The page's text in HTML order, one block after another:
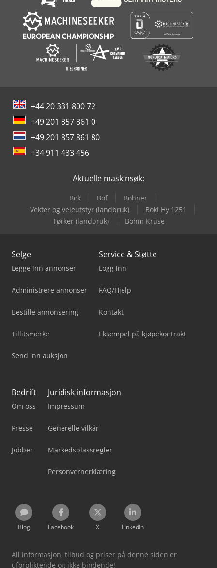
+44 20 331 800 72
+49 201 857 861 0
+49 201 857 861 80
+34 911 433 456
Aktuelle maskinsøk:
Bok Bof
Bohner
Vekter og veieutstyr (landbruk)
Boki Hy 1251
Tørker (landbruk)
Bohm Kruse
Selge
Legge inn annonser
Administrere annonser
Bestille annonsering
Tillitsmerke
Send inn auksjon
Service & Støtte
Logg inn
FAQ/Hjelp
Kontakt
Eksempel på kjøpekontrakt
Bedrift
Om oss
Presse
Jobber
Juridisk informasjon
Impressum
Generelle vilkår
Markedsplassregler
Personvernerklæring
Blog Facebook X LinkedIn
All informasjon, tilbud og priser på denne siden er
uforpliktende og ikke bindende!